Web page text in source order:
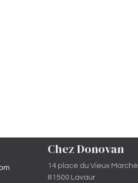
Chez Donovan
14 place du Vieux Marché
81500 Lavaur